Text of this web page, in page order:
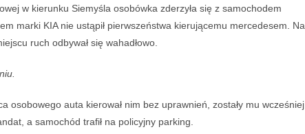
w kierunku Siemyśla osobówka zderzyła się z samochodem
marki KIA nie ustąpił pierwszeństwa kierującemu mercedesem. Na
ruch odbywał się wahadłowo.
osobowego auta kierował nim bez uprawnień, zostały mu wcześniej
a samochód trafił na policyjny parking.